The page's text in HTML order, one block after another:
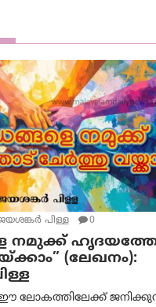
പിള്ള 0
നമുക്ക്
(ലേഖനം):
ഈ ലോകത്തിലേക്ക്